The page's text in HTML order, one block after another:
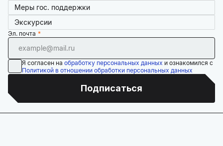
Меры гос. поддержки
Экскурсии
Эл. почта
Я согласен на обработку персональных данных и ознакомился с
Политикой в отношении обработки персональных данных
Подписаться